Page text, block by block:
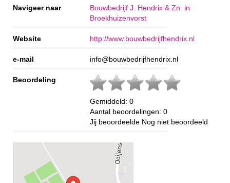
Navigeer naar
Bouwbedrijf J. Hendrix & Zn. in
Broekhuizenvorst
Website http://www.bouwbedrijfhendrix.nl
e-mail info@bouwbedrijfhendrix.nl
Beoordeling
Gemiddeld: 0
Aantal beoordelingen: 0
Jij beoordeelde Nog niet beoordeeld